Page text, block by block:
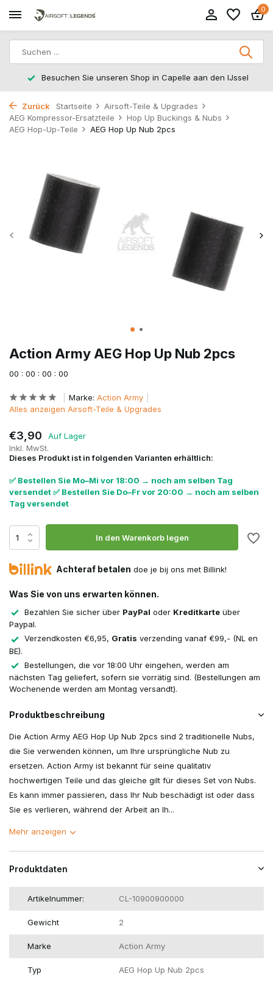
0
Besuchen Sie unseren Shop in Capelle aan den IJssel
Zurück Startseite
Airsoft-Teile & Upgrades
AEG Kompressor-Ersatzteile
Hop Up Buckings & Nubs
AEG Hop-Up-Teile
AEG Hop Up Nub 2pcs
Action Army AEG Hop Up Nub 2pcs
00 : 00 : 00 : 00
Marke: Action Army
Alles anzeigen Airsoft-Teile & Upgrades
€3,90
Auf Lager
Inkl. MwSt.
Dieses Produkt ist in folgenden Varianten erhältlich:
✅ Bestellen Sie Mo–Mi vor 18:00 → noch am selben Tag
versendet ✅ Bestellen Sie Do–Fr vor 20:00 → noch am selben
Tag versendet
In den Warenkorb legen
Achteraf betalen doe je bij ons met Billink!
Was Sie von uns erwarten können.
Bezahlen Sie sicher über PayPal oder Kreditkarte über
Paypal.
Verzendkosten €6,95, Gratis verzending vanaf €99,- (NL en
BE).
Bestellungen, die vor 18:00 Uhr eingehen, werden am
nächsten Tag geliefert, sofern sie vorrätig sind. (Bestellungen am
Wochenende werden am Montag versandt).
Produktbeschreibung
Die Action Army AEG Hop Up Nub 2pcs sind 2 traditionelle Nubs,
die Sie verwenden können, um Ihre ursprüngliche Nub zu
ersetzen. Action Army ist bekannt für seine qualitativ
hochwertigen Teile und das gleiche gilt für dieses Set von Nubs.
Es kann immer passieren, dass Ihr Nub beschädigt ist oder dass
Sie es verlieren, während der Arbeit an Ih...
Mehr anzeigen
Produktdaten
Artikelnummer: CL-10900900000
Gewicht 2
Marke Action Army
Typ AEG Hop Up Nub 2pcs